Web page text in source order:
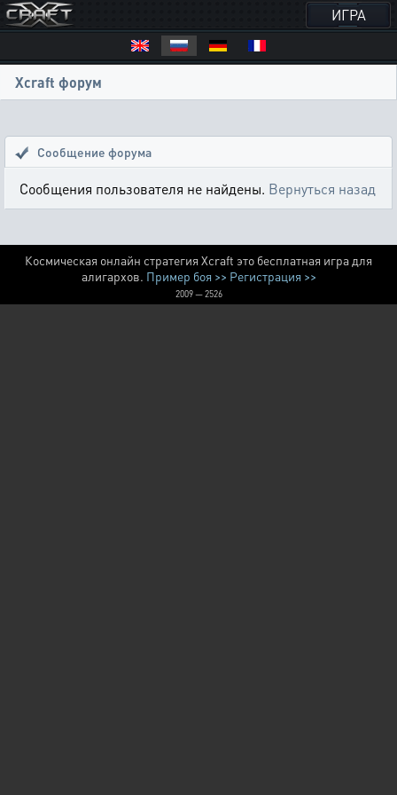
ИГРА
Xcraft форум
Сообщение форума
Сообщения пользователя не найдены. Вернуться назад
Космическая онлайн стратегия Xcraft это бесплатная игра для
алигархов. Пример боя >> Регистрация >>
2009 — 2526